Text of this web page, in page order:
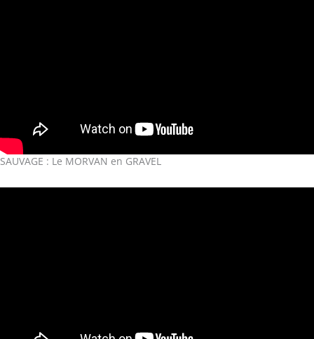
SAUVAGE : Le MORVAN en GRAVEL